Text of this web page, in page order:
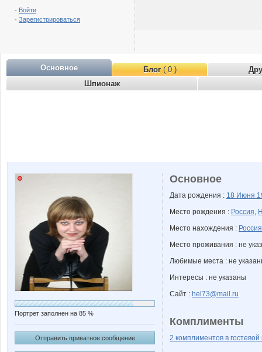
- Войти
- Зарегистрироваться
Основное Блог( 0 )
Шпионаж
Портрет заполнен на 85 %
Отправить приватное сообщение
Основное
Дата рождения : 18 Июня
Место рождения : Россия,
Место нахождения : Россия
Место проживания : не
Любимые места : не
Интересы : не указаны
Сайт : hel73@mail.ru
Комплименты
2 комплиментов в гостевой